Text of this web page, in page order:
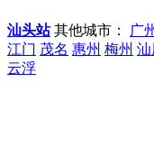
汕头站其他城市： 广
江门 茂名 惠州 梅州 汕
云浮